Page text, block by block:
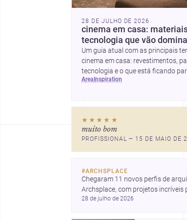
28 DE JULHO DE 2026
cinema em casa:
tecnologia que vão
Um guia atual com as principais
cinema em casa: revestimentos,
tecnologia e o que está ficando
de ideias simples para atualizar
area inspiration
★★★★★
muito bom
PROFISSIONAL — 15 DE MAIO DE
#ARCHSPLACE
Chegaram 11 novos perfis de
Archsplace, com projetos incríveis
você. Conheça cada perfil e
28 de julho de 2026